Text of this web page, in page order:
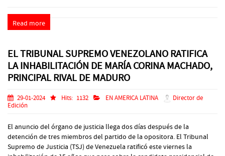
Read more
EL TRIBUNAL SUPREMO VENEZOLANO RATIFICA
LA INHABILITACIÓN DE MARÍA CORINA MACHADO,
PRINCIPAL RIVAL DE MADURO
29-01-2024 Hits: 1132 EN AMERICA LATINA
Director de
Edición
El anuncio del órgano de justicia llega dos días después de la
detención de tres miembros del partido de la opositora. El Tribunal
Supremo de Justicia (TSJ) de Venezuela ratificó este viernes la